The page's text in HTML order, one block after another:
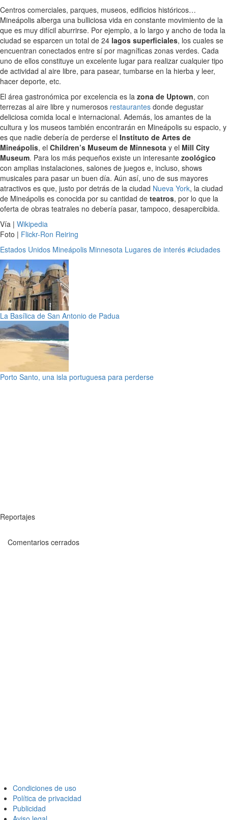
Centros comerciales, parques, museos, edificios históricos…
Mineápolis alberga una bulliciosa vida en constante movimiento de la
que es muy difícil aburrirse. Por ejemplo, a lo largo y ancho de toda la
ciudad se esparcen un total de 24 lagos superficiales, los cuales se
encuentran conectados entre sí por magníficas zonas verdes. Cada
uno de ellos constituye un excelente lugar para realizar cualquier tipo
de actividad al aire libre, para pasear, tumbarse en la hierba y leer,
hacer deporte, etc.
El área gastronómica por excelencia es la zona de Uptown, con
terrezas al aire libre y numerosos restaurantes donde degustar
deliciosa comida local e internacional. Además, los amantes de la
cultura y los museos también encontrarán en Mineápolis su espacio, y
es que nadie debería de perderse el Instituto de Artes de
Mineápolis, el Children’s Museum de Minnesota y el Mill City
Museum. Para los más pequeños existe un interesante zoológico
con amplias instalaciones, salones de juegos e, incluso, shows
musicales para pasar un buen día. Aún así, uno de sus mayores
atractivos es que, justo por detrás de la ciudad Nueva York, la ciudad
de Mineápolis es conocida por su cantidad de teatros, por lo que la
oferta de obras teatrales no debería pasar, tampoco, desapercibida.
Vía | Wikipedia
Foto | Flickr-Ron Reiring
Estados Unidos Mineápolis Minnesota Lugares de interés #ciudades
La Basílica de San Antonio de Padua
Porto Santo, una isla portuguesa para perderse
Reportajes
Comentarios cerrados
Condiciones de uso
Política de privacidad
Publicidad